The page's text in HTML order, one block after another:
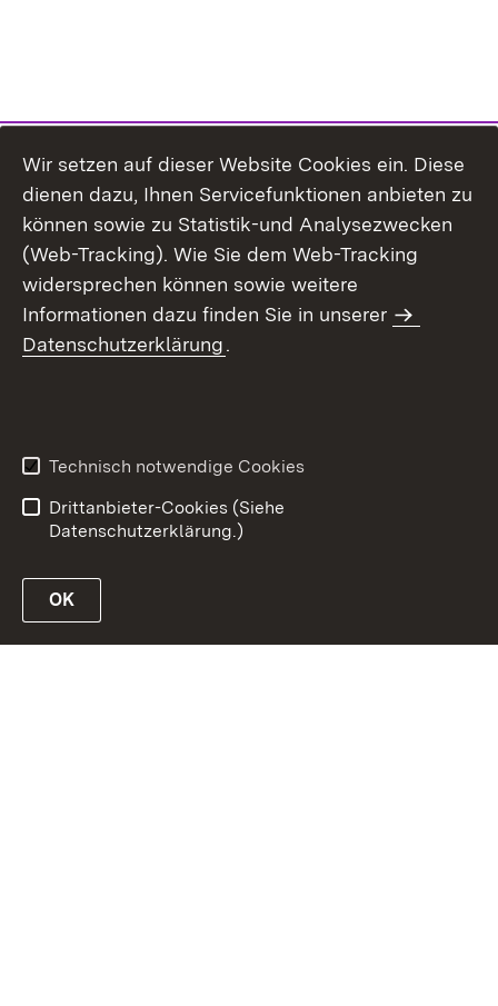
Wir setzen auf dieser Website Cookies ein. Diese
dienen dazu, Ihnen Servicefunktionen anbieten zu
können sowie zu Statistik-und Analysezwecken
(Web-Tracking). Wie Sie dem Web-Tracking
widersprechen können sowie weitere
Informationen dazu finden Sie in unserer
Datenschutzerklärung.
Technisch notwendige Cookies
Drittanbieter-Cookies (Siehe
Datenschutzerklärung.)
OK